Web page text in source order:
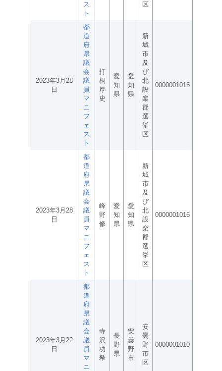
ス
ト
区
2023年3月28
日
都
道
府
県
議
会
議
員
マ
ニ
フ
ェ
ス
ト
打
桐
厚
史
愛
知
県
愛
知
県
新
城
市
及
び
北
設
楽
郡
選
挙
区
0000001015
2023年3月28
日
都
道
府
県
議
会
議
員
マ
ニ
フ
ェ
ス
ト
峰
野
修
愛
知
県
愛
知
県
新
城
市
及
び
北
設
楽
郡
選
挙
区
0000001016
2023年3月22
日
都
道
府
県
議
会
議
員
マ
ニ
寺
沢
功
希
長
野
県
安
曇
野
市
安
曇
野
市
区
0000001010